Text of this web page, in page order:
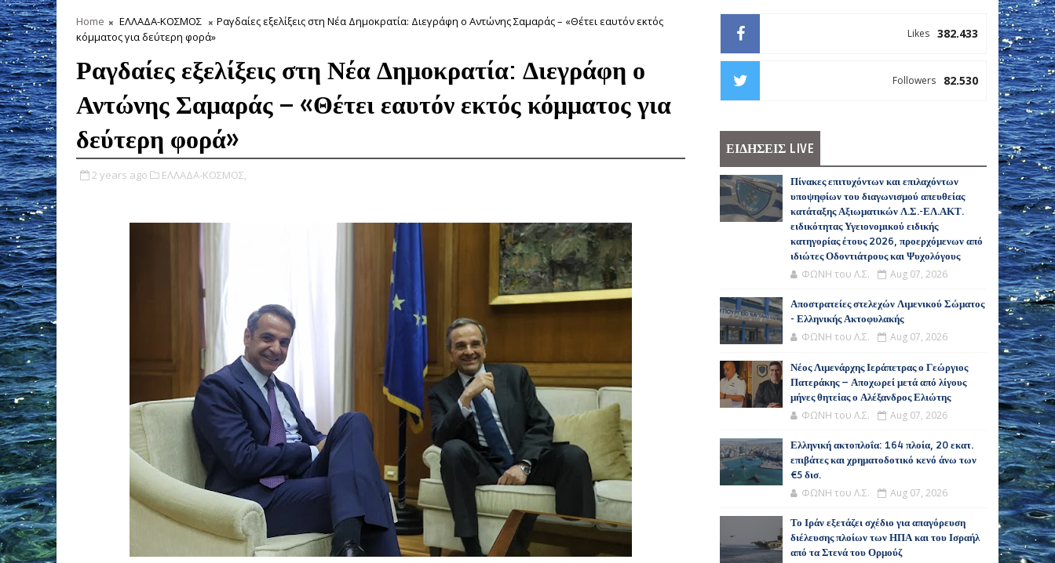
Home ΕΛΛΑΔΑ-ΚΟΣΜΟΣ
Ραγδαίες εξελίξεις στη Νέα Δημοκρατία: Διεγράφη ο Αντώνης Σαμαράς – «Θέτει εαυτόν εκτός
κόμματος για δεύτερη φορά»
Ραγδαίες εξελίξεις στη Νέα Δημοκρατία: Διεγράφη ο
Αντώνης Σαμαράς – «Θέτει εαυτόν εκτός κόμματος για
δεύτερη φορά»
2 years ago ΕΛΛΑΔΑ-ΚΟΣΜΟΣ,
382.433
Likes
82.530
Followers
ΕΙΔΗΣΕΙΣ LIVE
Πίνακες επιτυχόντων και επιλαχόντων
υποψηφίων του διαγωνισμού απευθείας
κατάταξης Αξιωματικών Λ.Σ.-ΕΛ.ΑΚΤ.
ειδικότητας Υγειονομικού ειδικής
κατηγορίας έτους 2026, προερχόμενων από
ιδιώτες Οδοντιάτρους και Ψυχολόγους
ΦΩΝΗ του Λ.Σ. Aug 07, 2026
Αποστρατείες στελεχών Λιμενικού Σώματος
- Ελληνικής Ακτοφυλακής
ΦΩΝΗ του Λ.Σ. Aug 07, 2026
Νέος Λιμενάρχης Ιεράπετρας ο Γεώργιος
Πατεράκης – Αποχωρεί μετά από λίγους
μήνες θητείας ο Αλέξανδρος Ελιώτης
ΦΩΝΗ του Λ.Σ. Aug 07, 2026
Ελληνική ακτοπλοΐα: 164 πλοία, 20 εκατ.
επιβάτες και χρηματοδοτικό κενό άνω των
€5 δισ.
ΦΩΝΗ του Λ.Σ. Aug 07, 2026
Το Ιράν εξετάζει σχέδιο για απαγόρευση
διέλευσης πλοίων των ΗΠΑ και του Ισραήλ
από τα Στενά του Ορμούζ